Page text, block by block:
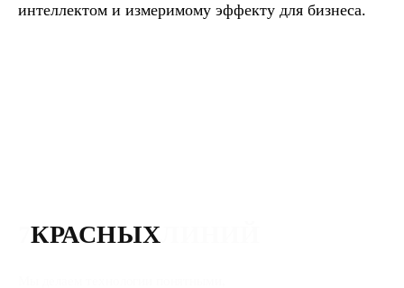
интеллектом и измеримому эффекту для бизнеса.
7КРАСНЫХ